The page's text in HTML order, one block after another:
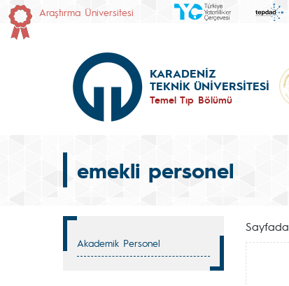
Araştırma Üniversitesi
KARADENİZ
TEKNİK ÜNİVERSİTESİ
Temel Tıp Bölümü
emekli personel
Akademik Personel
Sayfada